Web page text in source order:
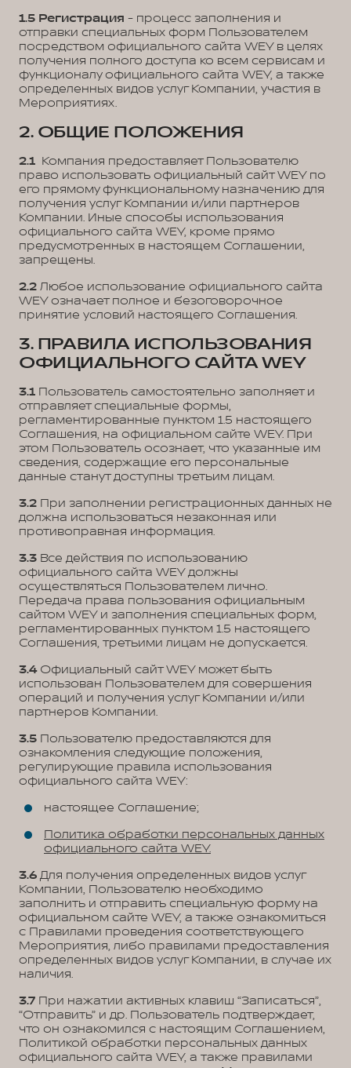
1.5 Регистрация - процесс заполнения и
отправки специальных форм Пользователем
посредством официального сайта WEY в целях
получения полного доступа ко всем сервисам и
функционалу официального сайта WEY, а также
определенных видов услуг Компании, участия в
Мероприятиях.
2. ОБЩИЕ ПОЛОЖЕНИЯ
2.1 Компания предоставляет Пользователю
право использовать официальный сайт WEY по
его прямому функциональному назначению для
получения услуг Компании и/или партнеров
Компании. Иные способы использования
официального сайта WEY, кроме прямо
предусмотренных в настоящем Соглашении,
запрещены.
2.2 Любое использование официального сайта
WEY означает полное и безоговорочное
принятие условий настоящего Соглашения.
3. ПРАВИЛА ИСПОЛЬЗОВАНИЯ
ОФИЦИАЛЬНОГО САЙТА WEY
3.1 Пользователь самостоятельно заполняет и
отправляет специальные формы,
регламентированные пунктом 1.5 настоящего
Соглашения, на официальном сайте WEY. При
этом Пользователь осознает, что указанные им
сведения, содержащие его персональные
данные станут доступны третьим лицам.
3.2 При заполнении регистрационных данных не
должна использоваться незаконная или
противоправная информация.
3.3 Все действия по использованию
официального сайта WEY должны
осуществляться Пользователем лично.
Передача права пользования официальным
сайтом WEY и заполнения специальных форм,
регламентированных пунктом 1.5 настоящего
Соглашения, третьими лицам не допускается.
3.4Официальный сайт WEY может быть
использован Пользователем для совершения
операций и получения услуг Компании и/или
партнеров Компании.
3.5 Пользователю предоставляются для
ознакомления следующие положения,
регулирующие правила использования
официального сайта WEY:
настоящее Соглашение;
Политика обработки персональных данных
официального сайта WEY.
3.6 Для получения определенных видов услуг
Компании, Пользователю необходимо
заполнить и отправить специальную форму на
официальном сайте WEY, а также ознакомиться
с Правилами проведения соответствующего
Мероприятия, либо правилами предоставления
определенных видов услуг Компании, в случае их
наличия.
3.7 При нажатии активных клавиш “Записаться”,
“Отправить” и др. Пользователь подтверждает,
что он ознакомился с настоящим Соглашением,
Политикой обработки персональных данных
официального сайта WEY, а также правилами